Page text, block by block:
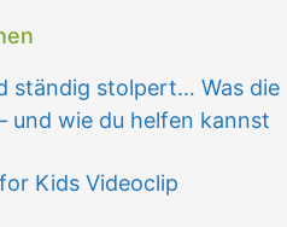
ständig stolpert… Was die
und wie du helfen kannst
Kids Videoclip